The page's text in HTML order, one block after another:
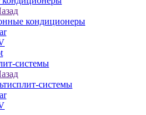
кондиционеры
системы
системы